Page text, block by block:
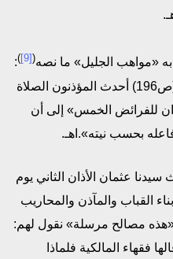
«مواهب الجليل» ما نصه(
[9]
)
:
«وقال السخاوي في القول البديع (ص196) أحدث المؤذنون الصلاة
للفرائض الخمس» إلى أن
بحسب نيته».اهـ.
عثمان الأذان الثاني يوم
القباب والمآذن والمحاريب
«هذه مصالح مرسلة» نقول لهم:
فقهاء المالكية فلماذا